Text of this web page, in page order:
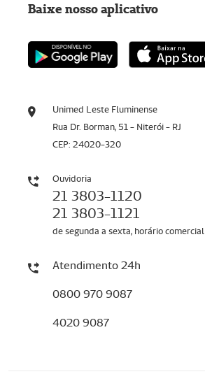
Unimed Leste Fluminense
Rua Dr. Borman, 51 - Niterói - RJ
CEP: 24020-320
Ouvidoria
21 3803-1120
21 3803-1121
de segunda a sexta, horário comercial
Atendimento 24h
0800 970 9087
4020 9087
Baixe nosso aplicativo